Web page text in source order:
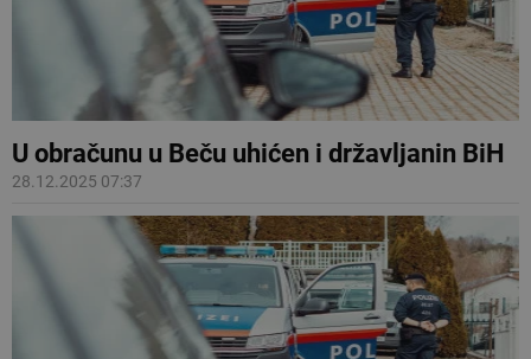
U obračunu u Beču uhićen i državljanin BiH
28.12.2025 07:37